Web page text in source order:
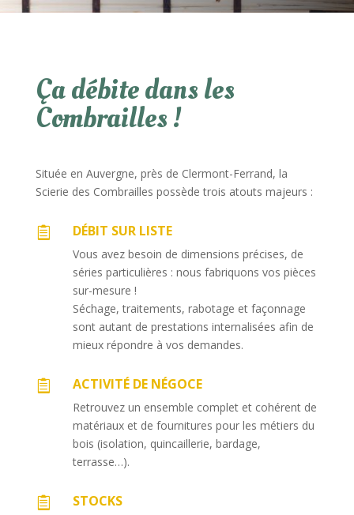
Ça débite dans les
Combrailles !
Située en Auvergne, près de Clermont-Ferrand, la
Scierie des Combrailles possède trois atouts majeurs :
 DÉBIT SUR LISTE
Vous avez besoin de dimensions précises, de
séries particulières : nous fabriquons vos pièces
sur-mesure !
Séchage, traitements, rabotage et façonnage
sont autant de prestations internalisées afin de
mieux répondre à vos demandes.
 ACTIVITÉ DE NÉGOCE
Retrouvez un ensemble complet et cohérent de
matériaux et de fournitures pour les métiers du
bois (isolation, quincaillerie, bardage,
terrasse…).
 STOCKS